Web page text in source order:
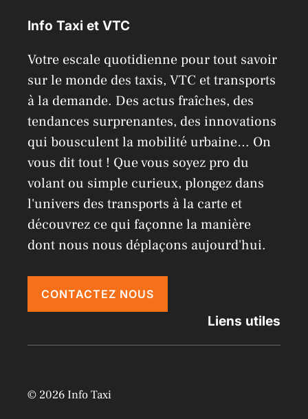
Info Taxi et VTC
Votre escale quotidienne pour tout savoir
sur le monde des taxis, VTC et transports
à la demande. Des actus fraîches, des
tendances surprenantes, des innovations
qui bousculent la mobilité urbaine… On
vous dit tout ! Que vous soyez pro du
volant ou simple curieux, plongez dans
l'univers des transports à la carte et
découvrez ce qui façonne la manière
dont nous nous déplaçons aujourd'hui.
CONTACTEZ NOUS
Liens utiles
© 2026 Info Taxi